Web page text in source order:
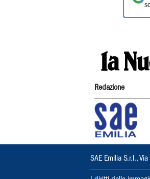
Redazione
SAE Emilia S.r.l.,